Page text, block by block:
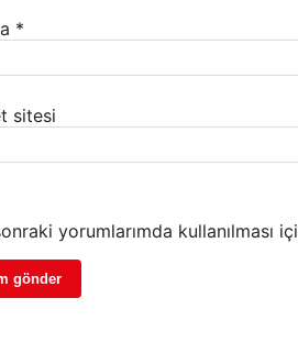
*
sitesi
yorumlarımda kullanılması